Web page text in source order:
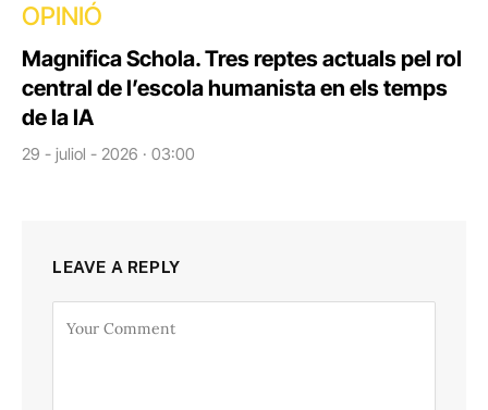
OPINIÓ
Magnifica Schola. Tres reptes actuals pel rol
central de l’escola humanista en els temps
de la IA
29 - juliol - 2026 · 03:00
LEAVE A REPLY